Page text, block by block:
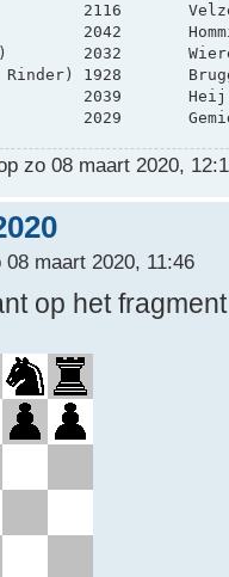
zo 08 maart 2020,
08 maart 2020, 11:46
op het